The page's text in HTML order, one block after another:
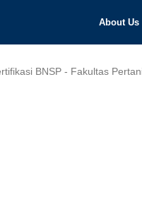
About Us